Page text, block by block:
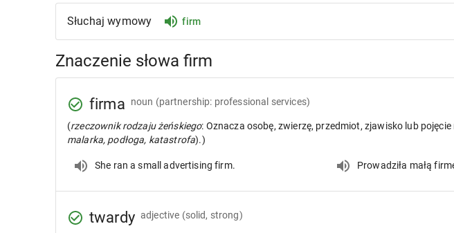
Słuchaj wymowy firm
Znaczenie słowa firm
firma noun (partnership: professional services)
(rzeczownik rodzaju żeńskiego: Oznacza osobę, zwierzę, przedmiot, zjawisko lub
malarka, podłoga, katastrofa).)
She ran a small advertising firm. Prowadziła małą
twardy adjective (solid, strong)